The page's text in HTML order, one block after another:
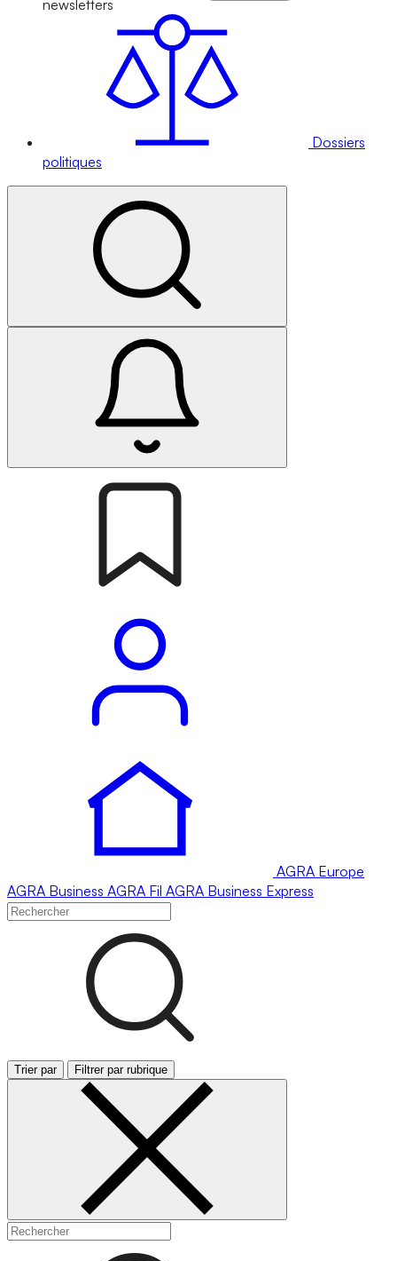
newsletters
Dossiers
politiques
AGRA Europe
AGRA Business AGRA Fil AGRA Business Express
Trier par Filtrer par rubrique